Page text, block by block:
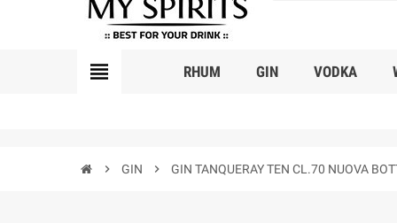
view_headline RHUM GIN VODKA
chevron_right GIN chevron_right GIN TANQUERAY TEN CL.70 NUOVA